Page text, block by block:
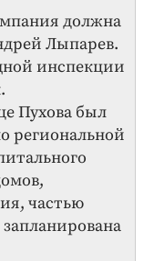
должна
Лыпарев.
инспекции
Пухова был
региональной
частью